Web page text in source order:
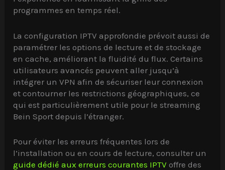
programmes en temps réel.
La configuration IPTV approfondie prévoit aussi de
paramétrer les options de lecture et de stockage
en cache, améliorant la fluidité du flux. Certains
utilisateurs avancés peuvent aller jusqu’à
intégrer un VPN afin de sécuriser leur connexion
et contourner les restrictions géographiques, ce
qui est particulièrement utile pour le streaming
Bein Sport depuis l’étranger.
Pour éviter les erreurs fréquentes lors de
l’installation ou en cours de lecture, consulter un
guide dédié aux erreurs courantes IPTV offre des